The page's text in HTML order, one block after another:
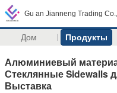
Gu an Jianneng Trading
Дом Продукты
Алюминиевый
Стеклянные Sidewalls
Выставка